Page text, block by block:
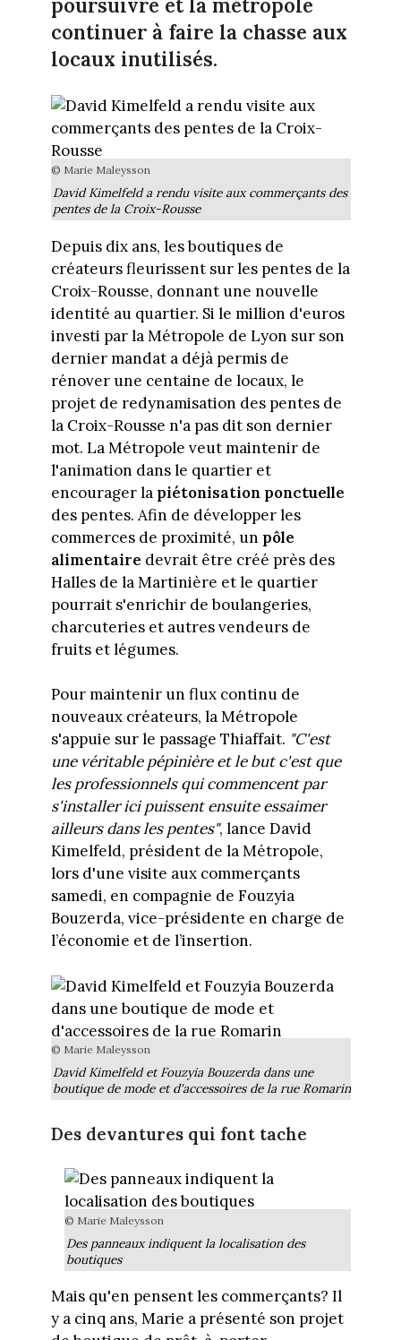
poursuivre et la métropole
continuer à faire la chasse aux
locaux inutilisés.
© Marie Maleysson
David Kimelfeld a rendu visite aux commerçants des
pentes de la Croix-Rousse
Depuis dix ans, les boutiques de
créateurs fleurissent sur les pentes de la
Croix-Rousse, donnant une nouvelle
identité au quartier. Si le million d'euros
investi par la Métropole de Lyon sur son
dernier mandat a déjà permis de
rénover une centaine de locaux, le
projet de redynamisation des pentes de
la Croix-Rousse n'a pas dit son dernier
mot. La Métropole veut maintenir de
l'animation dans le quartier et
encourager la piétonisation ponctuelle
des pentes. Afin de développer les
commerces de proximité, un pôle
alimentaire devrait être créé près des
Halles de la Martinière et le quartier
pourrait s'enrichir de boulangeries,
charcuteries et autres vendeurs de
fruits et légumes.
Pour maintenir un flux continu de
nouveaux créateurs, la Métropole
s'appuie sur le passage Thiaffait. "C'est
une véritable pépinière et le but c'est que
les professionnels qui commencent par
s'installer ici puissent ensuite essaimer
ailleurs dans les pentes", lance David
Kimelfeld, président de la Métropole,
lors d'une visite aux commerçants
samedi, en compagnie de Fouzyia
Bouzerda, vice-présidente en charge de
l’économie et de l’insertion.
© Marie Maleysson
David Kimelfeld et Fouzyia Bouzerda dans une
boutique de mode et d'accessoires de la rue Romarin
Des devantures qui font tache
© Marie Maleysson
Des panneaux indiquent la localisation des
boutiques
Mais qu'en pensent les commerçants? Il
y a cinq ans, Marie a présenté son projet